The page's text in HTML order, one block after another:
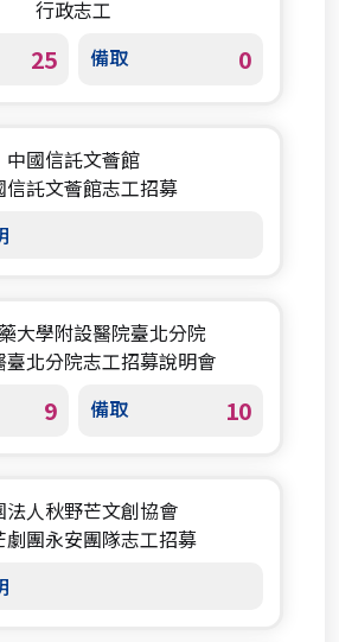
行政志工
25 備取 0
中國信託文薈館
信託文薈館志工招募
大學附設醫院臺北分院
臺北分院志工招募說明會
9 備取 10
法人秋野芒文創協會
劇團永安團隊志工招募